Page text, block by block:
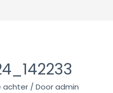
achter / Dooradmin